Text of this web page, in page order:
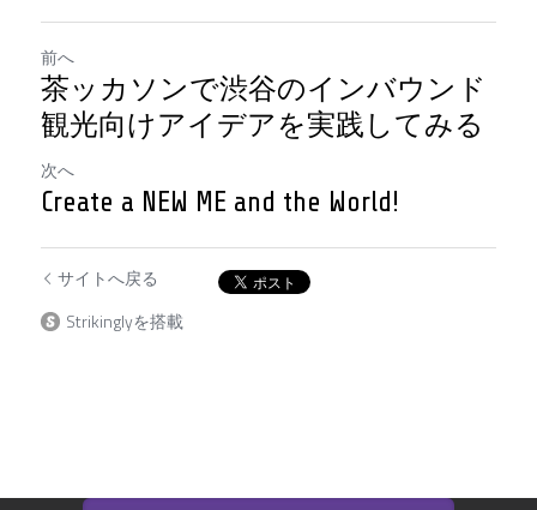
前へ
茶ッカソンで渋谷のインバウンド
観光向けアイデアを実践してみる
次へ
Create a NEW ME and the World!​
サイトへ戻る
Strikinglyを搭載